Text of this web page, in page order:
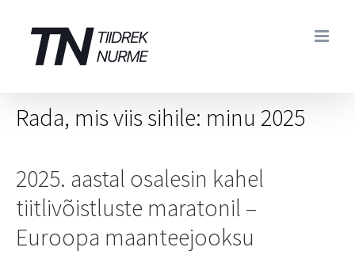
content
Rada, mis viis sihile: minu 2025
2025. aastal osalesin kahel
tiitlivõistluste maratonil –
Euroopa maanteejooksu